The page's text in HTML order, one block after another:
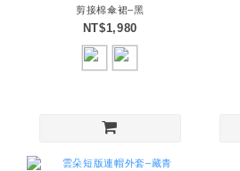
剪接棉傘裙–黑
NT$1,980